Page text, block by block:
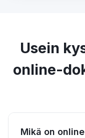
Usein
online-
Mikä on